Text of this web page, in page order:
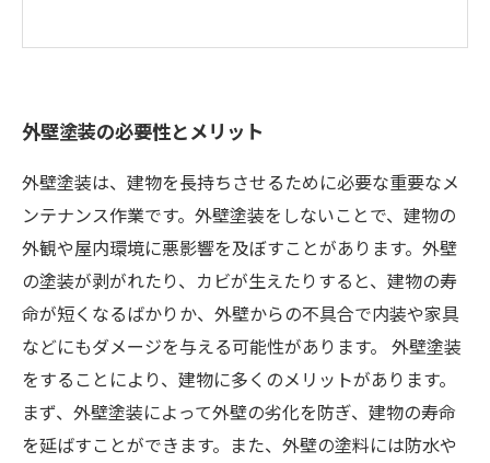
外壁塗装の必要性とメリット
外壁塗装は、建物を長持ちさせるために必要な重要なメ
ンテナンス作業です。外壁塗装をしないことで、建物の
外観や屋内環境に悪影響を及ぼすことがあります。外壁
の塗装が剥がれたり、カビが生えたりすると、建物の寿
命が短くなるばかりか、外壁からの不具合で内装や家具
などにもダメージを与える可能性があります。 外壁塗装
をすることにより、建物に多くのメリットがあります。
まず、外壁塗装によって外壁の劣化を防ぎ、建物の寿命
を延ばすことができます。また、外壁の塗料には防水や